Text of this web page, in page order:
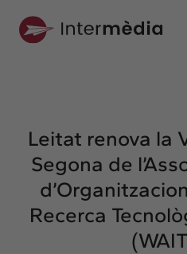
Interconnexió
Els nostres serveis
Interacció
Projectes
Leitat renova la
Segona de
Recerca